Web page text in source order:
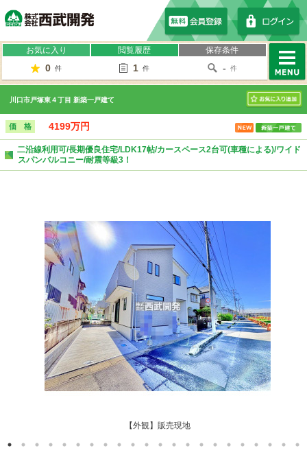
お気に入り
0 件
閲覧履歴
1 件
保存条件
- 件
MENU
川口市戸塚東４丁目 新築一戸建て
お気に入り
価 格 4199万円
二沿線利用可/長期優良住宅/LDK17帖/カースペース2台可(車種による)/ワイド
スパンバルコニー/耐震等級3！
【外観】販売現地